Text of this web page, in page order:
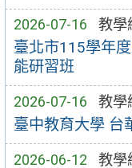
2026-07-16 教學
臺北市115學年
能研習班
2026-07-16 教學
臺中教育大學 台
2026-06-12 教學